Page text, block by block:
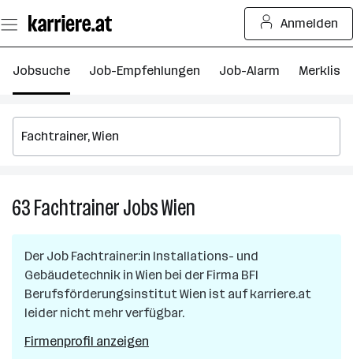
Seiteninhalt
springen
Anmelden
Jobsuche Job-Empfehlungen Job-Alarm Merkliste
63FachtrainerJobsWien
in
Wien
Der Job Fachtrainer:in Installations- und
Gebäudetechnik in Wien bei der Firma BFI
Berufsförderungsinstitut Wien ist auf karriere.at
leider nicht mehr verfügbar.
Firmenprofil anzeigen